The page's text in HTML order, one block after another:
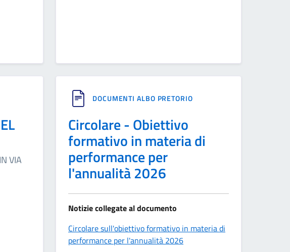
VIA
DOCUMENTI ALBO PRETORIO
Circolare - Obiettivo
formativo in materia di
performance per
l'annualità 2026
Notizie collegate al documento
Circolare sull'obiettivo formativo in materia di
performance per l'annualità 2026